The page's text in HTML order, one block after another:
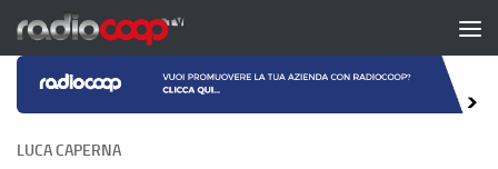
Salta al contenuto
LUCA CAPERNA